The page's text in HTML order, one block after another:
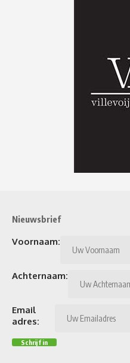
Nieuwsbrief
Voornaam:
Achternaam:
Email
adres: